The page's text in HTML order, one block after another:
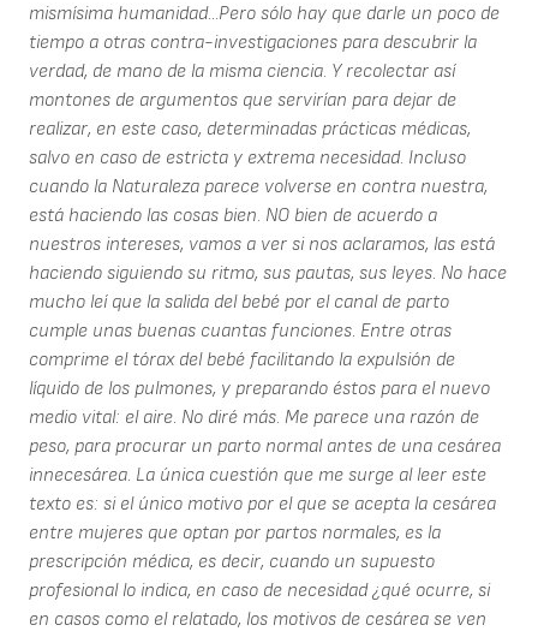
mismísima humanidad...Pero sólo hay que darle un poco de
tiempo a otras contra-investigaciones para descubrir la
verdad, de mano de la misma ciencia. Y recolectar así
montones de argumentos que servirían para dejar de
realizar, en este caso, determinadas prácticas médicas,
salvo en caso de estricta y extrema necesidad. Incluso
cuando la Naturaleza parece volverse en contra nuestra,
está haciendo las cosas bien. NO bien de acuerdo a
nuestros intereses, vamos a ver si nos aclaramos, las está
haciendo siguiendo su ritmo, sus pautas, sus leyes. No hace
mucho leí que la salida del bebé por el canal de parto
cumple unas buenas cuantas funciones. Entre otras
comprime el tórax del bebé facilitando la expulsión de
líquido de los pulmones, y preparando éstos para el nuevo
medio vital: el aire. No diré más. Me parece una razón de
peso, para procurar un parto normal antes de una cesárea
innecesárea. La única cuestión que me surge al leer este
texto es: si el único motivo por el que se acepta la cesárea
entre mujeres que optan por partos normales, es la
prescripción médica, es decir, cuando un supuesto
profesional lo indica, en caso de necesidad ¿qué ocurre, si
en casos como el relatado, los motivos de cesárea se ven